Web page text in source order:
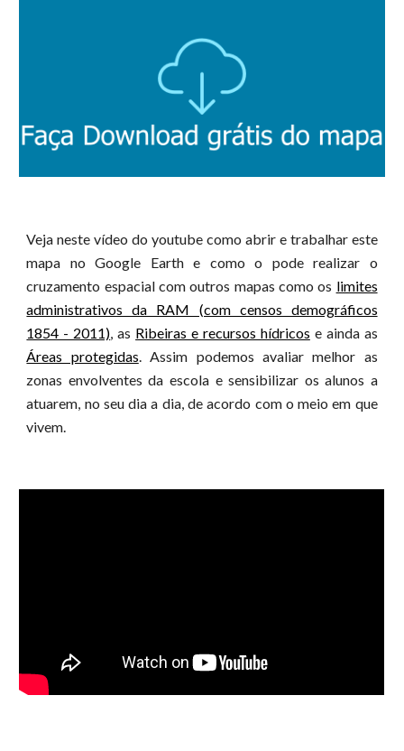
Veja neste vídeo do youtube como abrir e trabalhar este
mapa no Google Earth e como o pode realizar o
cruzamento espacial com outros mapas como os limites
administrativos da RAM (com censos demográficos
1854 - 2011), as Ribeiras e recursos hídricos e ainda as
Áreas protegidas. Assim podemos avaliar melhor as
zonas envolventes da escola e sensibilizar os alunos a
atuarem, no seu dia a dia, de acordo com o meio em que
vivem.